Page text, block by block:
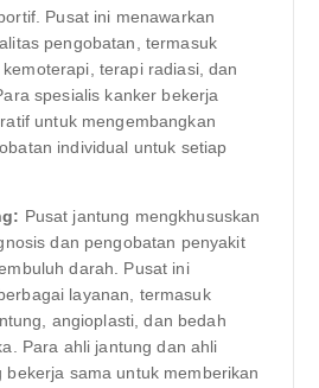
Pusat ini menawarkan
pengobatan, termasuk
terapi radiasi, dan
spesialis kanker bekerja
untuk mengembangkan
individual untuk setiap
Pusat jantung mengkhususkan
dan pengobatan penyakit
darah. Pusat ini
layanan, termasuk
angioplasti, dan bedah
Para ahli jantung dan ahli
bekerja sama untuk memberikan